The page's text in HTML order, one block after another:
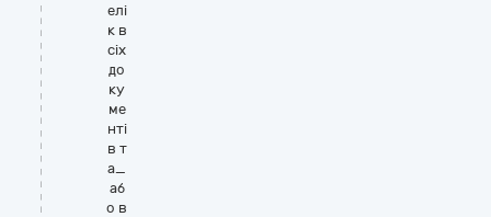
елі
к в
сіх
до
ку
ме
нті
в т
а_
аб
о в